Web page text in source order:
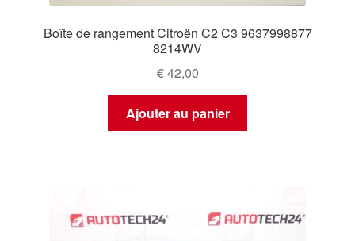
Boîte de rangement Citroën C2 C3 9637998877
8214WV
€42,00
Ajouter au panier